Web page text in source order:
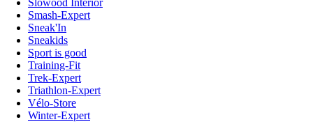
Smash-Expert
Sneak'In
Sneakids
Sport is good
Training-Fit
Trek-Expert
Triathlon-Expert
Vélo-Store
Winter-Expert